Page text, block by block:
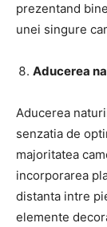
prezentand
unei singure
Aducerea
Aducerea
senzatia de
majoritatea
incorporarea
distanta intre
elemente